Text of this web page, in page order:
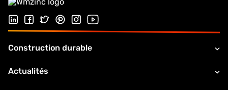
Suivez-nous sur LinkedIn
Suivez-nous sur Facebook
Follow us on Twitter
Suivez-nous sur Pinterest
Suivez-nous sur Instagram
Visiter notre chaîne Youtube
Construction durable
Actualités